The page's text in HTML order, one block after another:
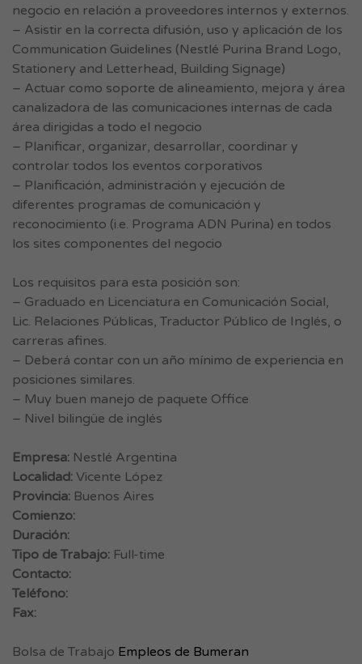
negocio en relación a proveedores internos y externos.
– Asistir en la correcta difusión, uso y aplicación de los
Communication Guidelines (Nestlé Purina Brand Logo,
Stationery and Letterhead, Building Signage)
– Actuar como soporte de alineamiento, mejora y área
canalizadora de las comunicaciones internas de cada
área dirigidas a todo el negocio
– Planificar, organizar, desarrollar, coordinar y
controlar todos los eventos corporativos
– Planificación, administración y ejecución de
diferentes programas de comunicación y
reconocimiento (i.e. Programa ADN Purina) en todos
los sites componentes del negocio
Los requisitos para esta posición son:
– Graduado en Licenciatura en Comunicación Social,
Lic. Relaciones Públicas, Traductor Público de Inglés, o
carreras afines.
– Deberá contar con un año mínimo de experiencia en
posiciones similares.
– Muy buen manejo de paquete Office
– Nivel bilingüe de inglés
Empresa: Nestlé Argentina
Localidad: Vicente López
Provincia: Buenos Aires
Comienzo:
Duración:
Tipo de Trabajo: Full-time
Contacto:
Teléfono:
Fax:
Bolsa de Trabajo Empleos de Bumeran